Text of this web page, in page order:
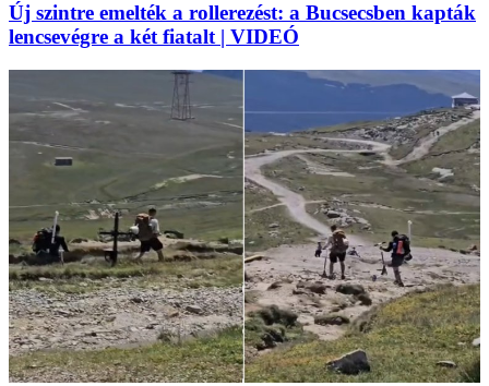
Új szintre emelték a rollerezést: a Bucsecsben kapták
lencsevégre a két fiatalt | VIDEÓ